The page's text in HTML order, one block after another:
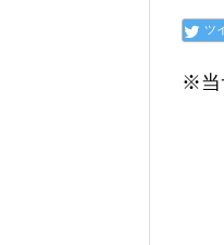
ツ
※当